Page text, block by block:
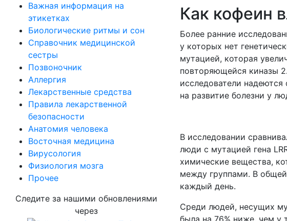
Важная информация на
этикетках
Биологические ритмы и сон
Справочник медицинской
сестры
Позвоночник
Аллергия
Лекарственные средства
Правила лекарственной
безопасности
Aнатомия человека
Восточная медицина
Вирусология
Физиология мозга
Прочее
Следите за нашими обновлениями
через
Как кофеин
Более ранние
у которых нет
мутацией, которая
повторяющейся киназы
исследователи
на развитие болезни у
В исследовании
люди с мутацией гена
химические вещества,
между группами. В
каждый день.
Среди людей, несущих